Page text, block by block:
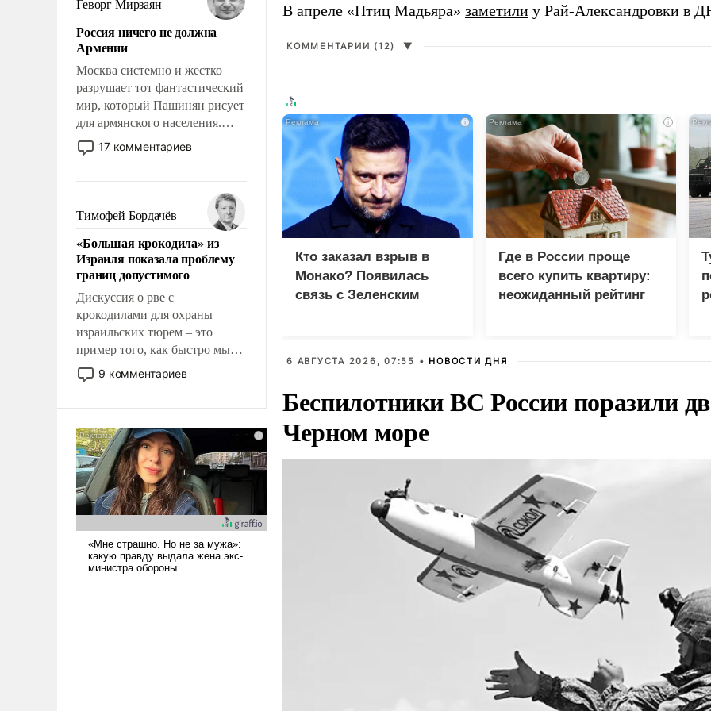
означает многолетний период
уязвимости США, например,
перед Китаем.
Геворг Мирзаян
Россия ничего не должна
Армении
Москва системно и жестко
разрушает тот фантастический
мир, который Пашинян рисует
для армянского населения.
Мир, где политические
прожекты будут безусловно
налогоплательщиков и где
Еревану за свои поступки не
нужно отвечать.
17 комментариев
Тимофей Бордачёв
«Большая крокодила» из
Израиля показала проблему
границ допустимого
Дискуссия о рве с
крокодилами для охраны
израильских тюрем – это
пример того, как быстро мы
двигаемся по пути
революционных изменений.
псевдонаучной фантастики,
стало всерьез обсуждаемой
идеей.
9 комментариев
В апреле «Птиц Мадьяра» заметили у Рай-Александровки в
КОММЕНТАРИИ (12) ▼
i
Кто заказал взрыв в
Монако? Появилась
связь с Зеленским
i
Где в России проще
всего купить квартиру:
неожиданный рейтинг
6 АВГУСТА 2026, 07:55 • НОВОСТИ ДНЯ
Беспилотники ВС России поразили
Черном море